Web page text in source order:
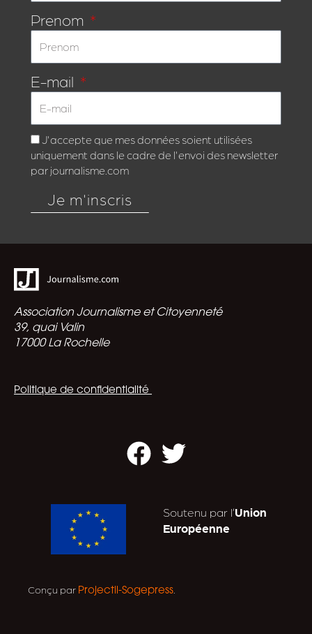
Prenom
E-mail
J'accepte que mes données soient utilisées
uniquement dans le cadre de l'envoi des newsletter
par journalisme.com
Je m'inscris
Association Journalisme et Citoyenneté
39, quai Valin
17000 La Rochelle
Politique de confidentialité
Facebook
Twitter
Soutenu par l’Union
Européenne
Conçu par Projectil-Sogepress